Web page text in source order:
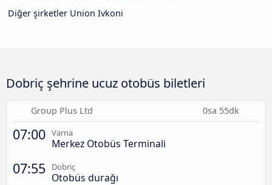
Diğer şirketler Union Ivkoni
Dobriç şehrine ucuz otobüs biletleri
Group Plus Ltd 0sa 55dk
07:00 Varna
Merkez Otobüs Terminali
07:55 Dobriç
Otobüs durağı